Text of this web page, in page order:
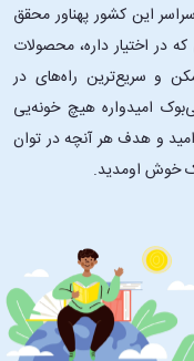
این کشور پهناور محقق
در اختیار داره، محصولات
و سریع‌ترین راه‌های در
امیدواره هیچ خونه‌یی
و هدف هر آنچه در توان
خوش اومدید.